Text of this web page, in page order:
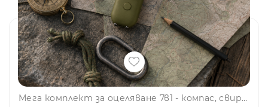
Мега комплект за оцеляване 7в1 - компас, свирка, фенерче, термометър, лупа, сигнално огледало, скрито отделение - GREEN